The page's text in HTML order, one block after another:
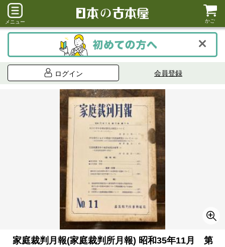
メニュー かご
ログイン 会員登録
家庭裁判月報(家庭裁判所月報) 昭和35年11月 第